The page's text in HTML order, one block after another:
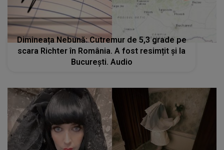
Dimineața Nebună: Cutremur de 5,3 grade pe
scara Richter în România. A fost resimțit și la
București. Audio